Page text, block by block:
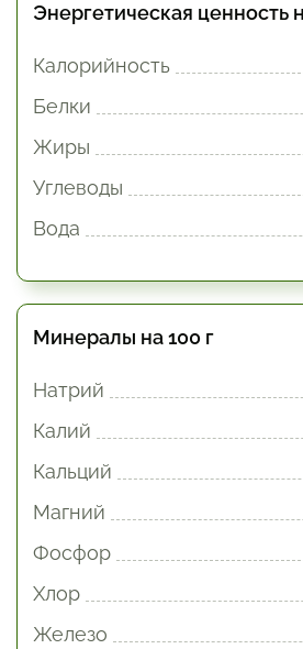
Энергетическая ценность
Калорийность
Белки
Жиры
Углеводы
Вода
Минералы на 100 г
Натрий
Калий
Кальций
Магний
Фосфор
Хлор
Железо